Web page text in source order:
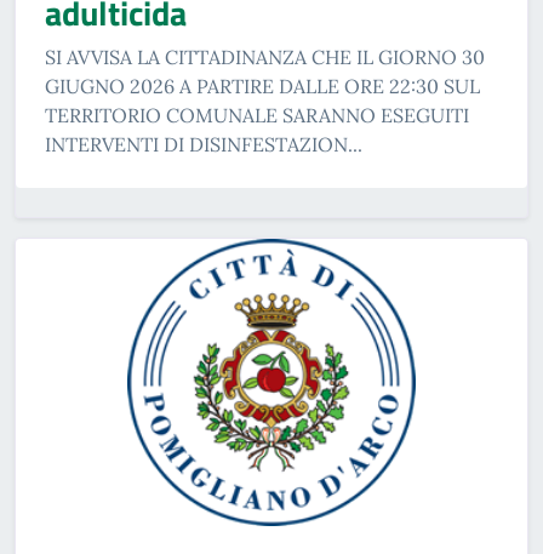
adulticida
SI AVVISA LA CITTADINANZA CHE IL GIORNO 30
GIUGNO 2026 A PARTIRE DALLE ORE 22:30 SUL
TERRITORIO COMUNALE SARANNO ESEGUITI
INTERVENTI DI DISINFESTAZION...